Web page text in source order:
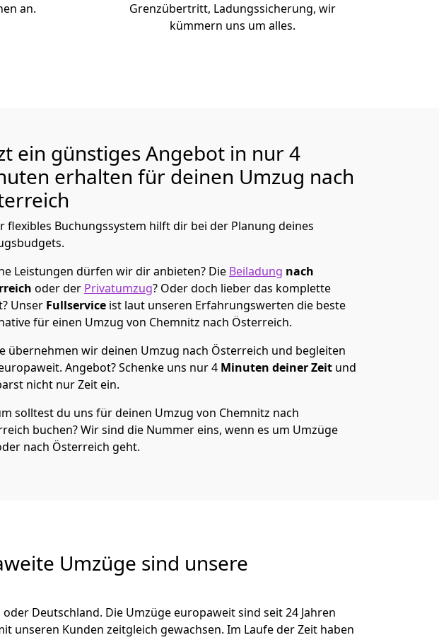
an.
Grenzübertritt, Ladungssicherung, wir
kümmern uns um alles.
ein günstiges Angebot in nur 4
erhalten für deinen Umzug nach
flexibles Buchungssystem hilft dir bei der Planung deines
Leistungen dürfen wir dir anbieten? Die Beiladung nach
oder der Privatumzug? Oder doch lieber das komplette
Unser Fullservice ist laut unseren Erfahrungswerten die beste
für einen Umzug von Chemnitz nach Österreich.
übernehmen wir deinen Umzug nach Österreich und begleiten
Angebot? Schenke uns nur4 Minuten deiner Zeit und
nicht nur Zeit ein.
solltest du uns für deinen Umzug von Chemnitz nach
buchen? Wir sind die Nummer eins, wenn es um Umzüge
nach Österreich geht.
Umzüge sind unsere
oder Deutschland. Die Umzüge europaweit sind seit24 Jahren
unseren Kunden zeitgleich gewachsen. Im Laufe der Zeit haben